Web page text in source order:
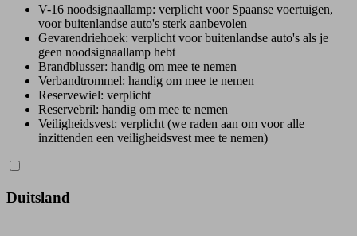
V-16 noodsignaallamp: verplicht voor Spaanse voertuigen,
voor buitenlandse auto's sterk aanbevolen
Gevarendriehoek: verplicht voor buitenlandse auto's als je
geen noodsignaallamp hebt
Brandblusser: handig om mee te nemen
Verbandtrommel: handig om mee te nemen
Reservewiel: verplicht
Reservebril: handig om mee te nemen
Veiligheidsvest: verplicht (we raden aan om voor alle
inzittenden een veiligheidsvest mee te nemen)
Duitsland